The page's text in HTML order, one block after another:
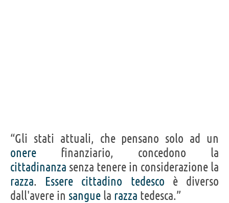
“Gli stati attuali, che pensano solo ad un
onere finanziario, concedono la
cittadinanza senza tenere in considerazione la
razza. Essere cittadino tedesco è diverso
dall'avere in sangue la razza tedesca.”